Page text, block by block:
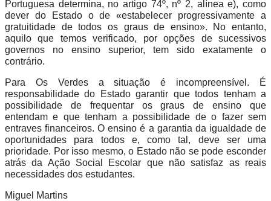
Portuguesa determina, no artigo 74º, nº 2, alínea e), como
dever do Estado o de «estabelecer progressivamente a
gratuitidade de todos os graus de ensino». No entanto,
aquilo que temos verificado, por opções de sucessivos
governos no ensino superior, tem sido exatamente o
contrário.
Para Os Verdes a situação é incompreensível. É
responsabilidade do Estado garantir que todos tenham a
possibilidade de frequentar os graus de ensino que
entendam e que tenham a possibilidade de o fazer sem
entraves financeiros. O ensino é a garantia da igualdade de
oportunidades para todos e, como tal, deve ser uma
prioridade. Por isso mesmo, o Estado não se pode esconder
atrás da Ação Social Escolar que não satisfaz as reais
necessidades dos estudantes.
Miguel Martins